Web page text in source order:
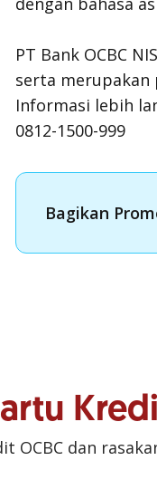
PT Bank OCBC
serta merupakan
Informasi lebih
0812-1500-999
Bagikan
OCBC dan